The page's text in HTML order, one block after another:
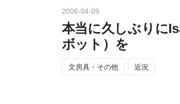
2006-04-09
本当に久しぶりに
ボット）を
文房具・その他 近況